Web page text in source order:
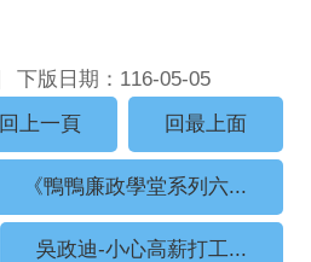
下版日期：116-05-05
回上一頁
回最上面
《鴨鴨廉政學堂系列六...
吳政迪-小心高薪打工...